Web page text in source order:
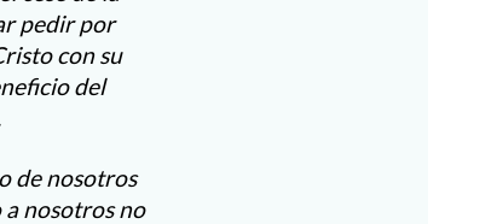
pedir por
con su
del
de nosotros
a nosotros no